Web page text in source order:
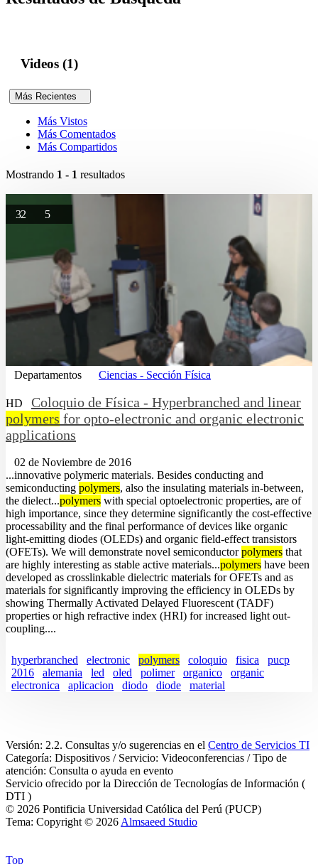
Videos (1)
Más Recientes
Más Vistos
Más Comentados
Más Compartidos
Mostrando 1 - 1 resultados
32 5
Departamentos Ciencias - Sección Física
HD
Coloquio de Física - Hyperbranched and linear
polymers for opto-electronic and organic electronic
applications
02 de Noviembre de 2016
...innovative polymeric materials. Besides conducting and
semiconducting polymers, also the insulating materials in-between,
the dielect...polymers with special optoelectronic properties, are of
high importance, since they determine significantly the cost-effective
processability and the final performance of devices like organic
light-emitting diodes (OLEDs) and organic field-effect transistors
(OFETs). We will demonstrate novel semiconductorpolymers that
are highly interesting as stable active materials...polymers have been
developed as crosslinkable dielectric materials for OFETs and as
materials for significantly improving the efficiency in OLEDs by
showing Thermally Activated Delayed Fluorescent (TADF)
properties or high refractive index (HRI) for increased light out-
coupling....
hyperbranched electronic polymers coloquio fisica
pucp
2016
alemania led oled polimer organico
organic
electronica
aplicacion diodo diode material
Versión: 2.2. Consultas y/o sugerencias en el Centro de Servicios TI
Categoría: Dispositivos / Servicio: Videoconferencias / Tipo de
atención: Consulta o ayuda en evento
Servicio ofrecido por la Dirección de Tecnologías de Información (
DTI )
© 2026 Pontificia Universidad Católica del Perú (PUCP)
Tema: Copyright © 2026 Almsaeed Studio
Top